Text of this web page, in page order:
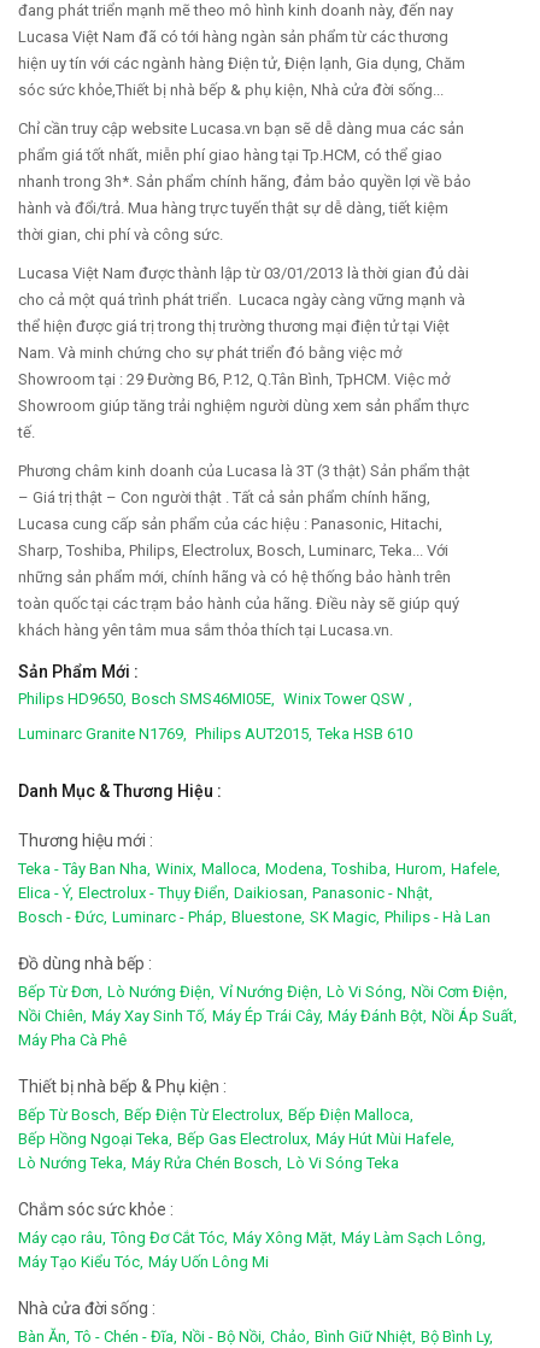
đang phát triển mạnh mẽ theo mô hình kinh doanh này, đến nay
Lucasa Việt Nam đã có tới hàng ngàn sản phẩm từ các thương
hiện uy tín với các ngành hàng Điện tử, Điện lạnh, Gia dụng, Chăm
sóc sức khỏe,Thiết bị nhà bếp & phụ kiện, Nhà cửa đời sống...
Chỉ cần truy cập website Lucasa.vn bạn sẽ dễ dàng mua các sản
phẩm giá tốt nhất, miễn phí giao hàng tại Tp.HCM, có thể giao
nhanh trong 3h*. Sản phẩm chính hãng, đảm bảo quyền lợi về bảo
hành và đổi/trả. Mua hàng trực tuyến thật sự dễ dàng, tiết kiệm
thời gian, chi phí và công sức.
Lucasa Việt Nam được thành lập từ 03/01/2013 là thời gian đủ dài
cho cả một quá trình phát triển. Lucaca ngày càng vững mạnh và
thể hiện được giá trị trong thị trường thương mại điện tử tại Việt
Nam. Và minh chứng cho sự phát triển đó bằng việc mở
Showroom tại : 29 Đường B6, P.12, Q.Tân Bình, TpHCM. Việc mở
Showroom giúp tăng trải nghiệm người dùng xem sản phẩm thực
tế.
Phương châm kinh doanh của Lucasa là 3T (3 thật) Sản phẩm thật
– Giá trị thật – Con người thật . Tất cả sản phẩm chính hãng,
Lucasa cung cấp sản phẩm của các hiệu : Panasonic, Hitachi,
Sharp, Toshiba, Philips, Electrolux, Bosch, Luminarc, Teka... Với
những sản phẩm mới, chính hãng và có hệ thống bảo hành trên
toàn quốc tại các trạm bảo hành của hãng. Điều này sẽ giúp quý
khách hàng yên tâm mua sắm thỏa thích tại Lucasa.vn.
Sản Phẩm Mới :
Philips HD9650, Bosch SMS46MI05E, Winix Tower QSW ,
Luminarc Granite N1769, Philips AUT2015, Teka HSB 610
Danh Mục & Thương Hiệu :
Thương hiệu mới :
Teka - Tây Ban Nha, Winix, Malloca, Modena, Toshiba, Hurom, Hafele,
Elica - Ý, Electrolux - Thụy Điển, Daikiosan, Panasonic - Nhật,
Bosch - Đức, Luminarc - Pháp, Bluestone, SK Magic, Philips - Hà Lan
Đồ dùng nhà bếp :
Bếp Từ Đơn, Lò Nướng Điện, Vỉ Nướng Điện, Lò Vi Sóng, Nồi Cơm Điện,
Nồi Chiên, Máy Xay Sinh Tố, Máy Ép Trái Cây, Máy Đánh Bột, Nồi Áp Suất,
Máy Pha Cà Phê
Thiết bị nhà bếp & Phụ kiện :
Bếp Từ Bosch, Bếp Điện Từ Electrolux, Bếp Điện Malloca,
Bếp Hồng Ngoại Teka, Bếp Gas Electrolux, Máy Hút Mùi Hafele,
Lò Nướng Teka, Máy Rửa Chén Bosch, Lò Vi Sóng Teka
Chắm sóc sức khỏe :
Máy cạo râu, Tông Đơ Cắt Tóc, Máy Xông Mặt, Máy Làm Sạch Lông,
Máy Tạo Kiểu Tóc, Máy Uốn Lông Mi
Nhà cửa đời sống :
Bàn Ăn, Tô - Chén - Đĩa, Nồi - Bộ Nồi, Chảo, Bình Giữ Nhiệt, Bộ Bình Ly,